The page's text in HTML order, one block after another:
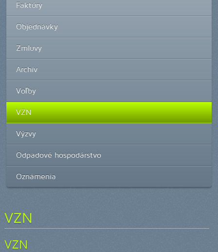
Faktúry
Objednávky
Zmluvy
Archív
Voľby
VZN
Výzvy
Odpadové hospodárstvo
Oznámenia
VZN
VZN